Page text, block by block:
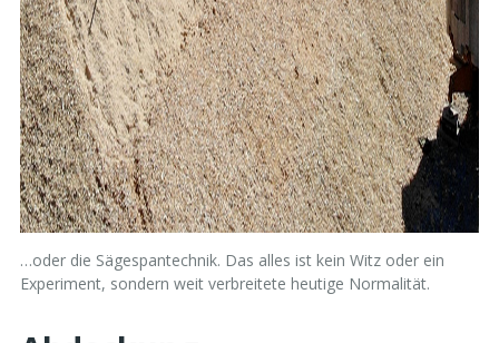
…oder die Sägespantechnik. Das alles ist kein Witz oder ein
Experiment, sondern weit verbreitete heutige Normalität.